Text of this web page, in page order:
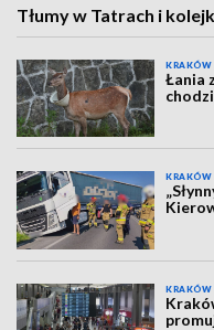
Tłumy w Tatrach i
KRAKÓW
Łania
KRAKÓW
KRAKÓW